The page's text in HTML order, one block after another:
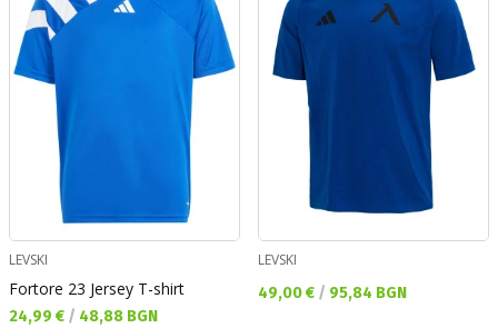
LEVSKI
Fortore 23 Jersey T-shirt
Текуща цена:
24,99 € / 48,88 BGN
LEVSKI
Текуща цена:
49,00 € / 95,84 BGN